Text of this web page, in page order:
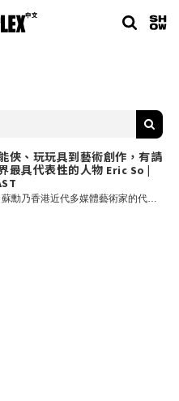
俠、玩玩具到藝術創作，有請
最具代表性的人物 Eric So |
2022-09-30 ... Eric So 蘇勳乃香港近代多媒體藝術家的代表人物之一，在 1990 年末憑著李小龍人形公仔創作的在國際藝術界打響名堂，並且在世界流行文化掀起「設計師玩具」熱潮。近二十年一直以融合商業、設計、美術、藝術的多媒體創作突破傳統藝術的界限。Eric 最近除了與日本街頭品牌 #FR2 和香港時尚單位 Popcorn Supply 推出別注「Grendizer VS Mazinger Z」收藏玩具，剛剛更與香港邦瀚斯合作舉行「Eric So: The Storyteller」展售會，帶來結合流行文化以及充滿哲學意味的全新畫作。今回由我們客席主持香港球鞋達人兼玩具發燒友 Horace 和 Complex 中文編輯 Oscar 與 Eric So 大談玩具、收藏以及藝術創作，並且由 Eric 親自解讀最新展覽 「Eric So: The Storyteller」展的概念以及箇中的密碼。 NEXT/NOW 一個由香港流行文化界不同領域的 OGs 以及新世代 Creators 一同參與的 Podcast 節目，每週由我們客席主持與特別嘉賓深入探討當代國際以及本地流行文化熱門話題，囊括音樂、波鞋、時裝、藝術等不同範疇。 NEXT/NOW 將於 8 月 10 日起，逢週三在 @belowground.hk 作現場直播，@complexchinese Instagram Live 同步放送；逢週五將在 COMPLEX 中文 Youtube 頻道正式上線。各位熱愛潮流文化的朋友請勿錯過。